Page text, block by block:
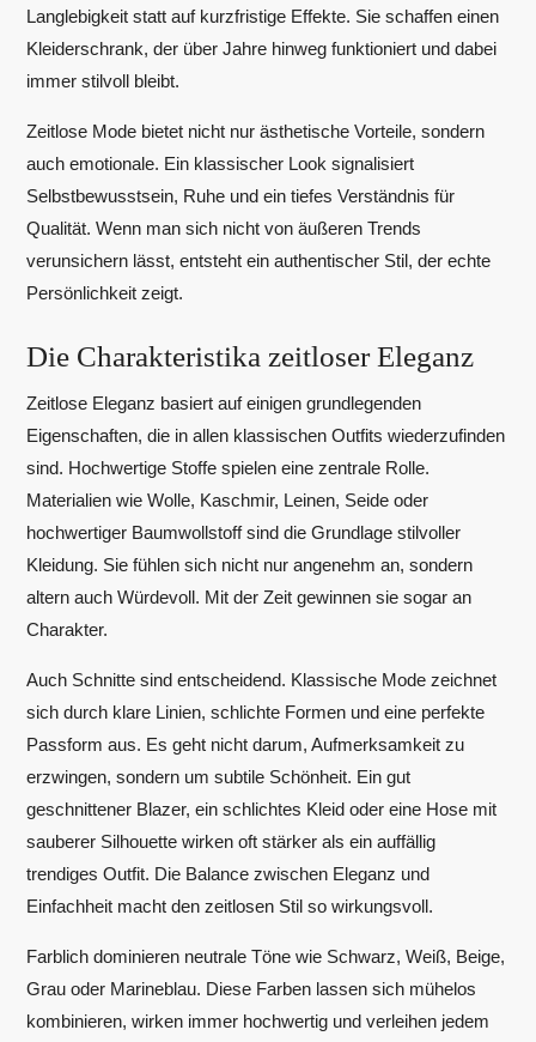
Langlebigkeit statt auf kurzfristige Effekte. Sie schaffen einen
Kleiderschrank, der über Jahre hinweg funktioniert und dabei
immer stilvoll bleibt.
Zeitlose Mode bietet nicht nur ästhetische Vorteile, sondern
auch emotionale. Ein klassischer Look signalisiert
Selbstbewusstsein, Ruhe und ein tiefes Verständnis für
Qualität. Wenn man sich nicht von äußeren Trends
verunsichern lässt, entsteht ein authentischer Stil, der echte
Persönlichkeit zeigt.
Die Charakteristika zeitloser Eleganz
Zeitlose Eleganz basiert auf einigen grundlegenden
Eigenschaften, die in allen klassischen Outfits wiederzufinden
sind. Hochwertige Stoffe spielen eine zentrale Rolle.
Materialien wie Wolle, Kaschmir, Leinen, Seide oder
hochwertiger Baumwollstoff sind die Grundlage stilvoller
Kleidung. Sie fühlen sich nicht nur angenehm an, sondern
altern auch Würdevoll. Mit der Zeit gewinnen sie sogar an
Charakter.
Auch Schnitte sind entscheidend. Klassische Mode zeichnet
sich durch klare Linien, schlichte Formen und eine perfekte
Passform aus. Es geht nicht darum, Aufmerksamkeit zu
erzwingen, sondern um subtile Schönheit. Ein gut
geschnittener Blazer, ein schlichtes Kleid oder eine Hose mit
sauberer Silhouette wirken oft stärker als ein auffällig
trendiges Outfit. Die Balance zwischen Eleganz und
Einfachheit macht den zeitlosen Stil so wirkungsvoll.
Farblich dominieren neutrale Töne wie Schwarz, Weiß, Beige,
Grau oder Marineblau. Diese Farben lassen sich mühelos
kombinieren, wirken immer hochwertig und verleihen jedem